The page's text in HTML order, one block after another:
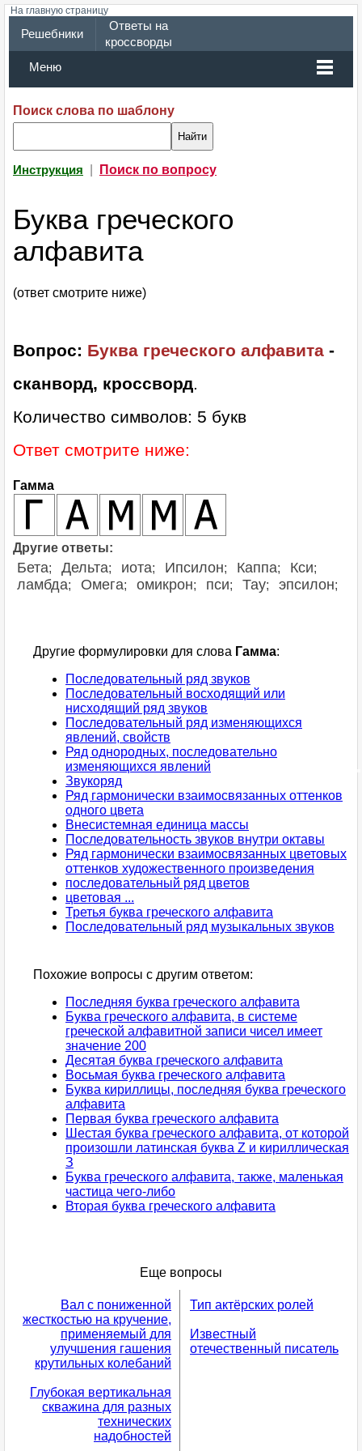
На главную страницу
Решебники
Ответы на
кроссворды
Меню
Поиск слова по шаблону
Инструкция Поиск по вопросу
Буква греческого
алфавита
(ответ смотрите ниже)
Вопрос: Буква греческого алфавита -
сканворд, кроссворд.
Количество символов: 5 букв
Ответ смотрите ниже:
Гамма
Другие ответы:
Бета; Дельта; иота; Ипсилон; Каппа; Кси;
ламбда; Омега; омикрон; пси; Тау; эпсилон;
Другие формулировки для слова Гамма:
Последовательный ряд звуков
Последовательный восходящий или
нисходящий ряд звуков
Последовательный ряд изменяющихся
явлений, свойств
Ряд однородных, последовательно
изменяющихся явлений
Звукоряд
Ряд гармонически взаимосвязанных оттенков
одного цвета
Внесистемная единица массы
Последовательность звуков внутри октавы
Ряд гармонически взаимосвязанных цветовых
оттенков художественного произведения
последовательный ряд цветов
цветовая ...
Третья буква греческого алфавита
Последовательный ряд музыкальных звуков
Похожие вопросы с другим ответом:
Последняя буква греческого алфавита
Буква греческого алфавита, в системе
греческой алфавитной записи чисел имеет
значение 200
Десятая буква греческого алфавита
Восьмая буква греческого алфавита
Буква кириллицы, последняя буква греческого
алфавита
Первая буква греческого алфавита
Шестая буква греческого алфавита, от которой
произошли латинская буква Z и кириллическая
З
Буква греческого алфавита, также, маленькая
частица чего-либо
Вторая буква греческого алфавита
Еще вопросы
Вал с пониженной
жесткостью на кручение,
применяемый для
улучшения гашения
крутильных колебаний
Глубокая вертикальная
скважина для разных
технических
надобностей
Тип актёрских ролей
Известный
отечественный писатель